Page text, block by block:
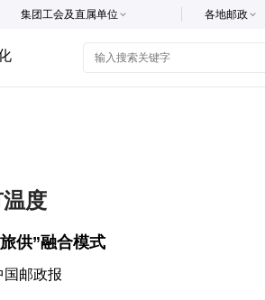
各地邮政
集团工会及直属单位
度
供”融合模式
国邮政报